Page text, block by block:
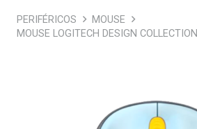
PERIFÉRICOS
MOUSE
MOUSE LOGITECH DESIGN COLLECTION